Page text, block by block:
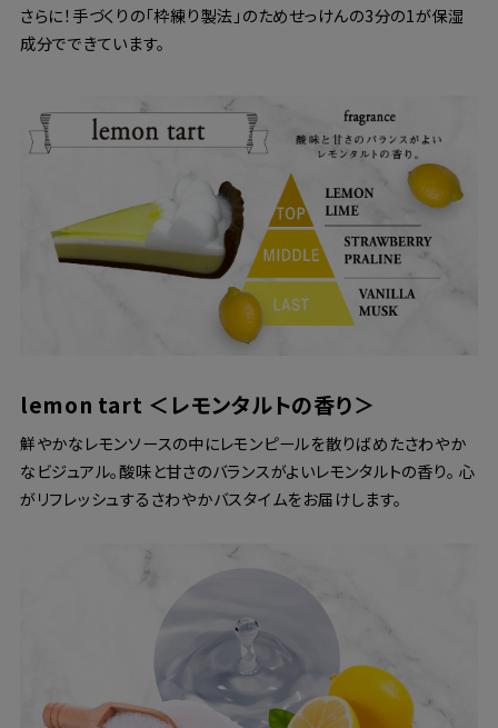
さらに！手づくりの「枠練り製法」のためせっけんの3分の1が保湿
成分でできています。
lemon tart ＜レモンタルトの香り＞
鮮やかなレモンソースの中にレモンピールを散りばめたさわやか
なビジュアル。酸味と甘さのバランスがよいレモンタルトの香り。 心
がリフレッシュするさわやかバスタイムをお届けします。